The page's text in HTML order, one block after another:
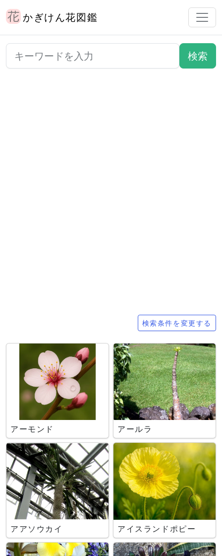
かぎけん花図鑑
検索条件を変更する
アーモンド アールラ
アアソウカイ アイスランドポピー